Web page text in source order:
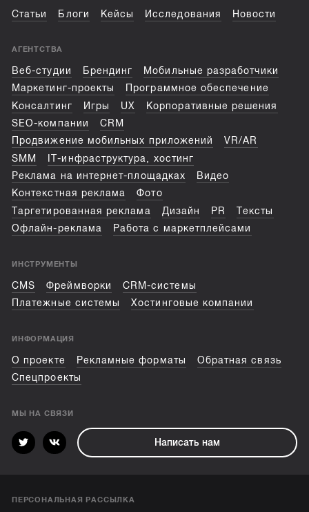
Статьи Блоги Кейсы Исследования Новости
АГЕНТСТВА
Веб-студии Брендинг
Мобильные разработчики
Маркетинг-проекты
Программное обеспечение
Консалтинг
Игры UX
Корпоративные решения
SEO-компании
CRM
Продвижение мобильных приложений
VR/AR
SMM
IT-инфраструктура, хостинг
Реклама на интернет-площадках
Видео
Контекстная реклама
Фото
Таргетированная реклама
Дизайн PR
Тексты
Офлайн-реклама
Работа с маркетплейсами
ИНСТРУМЕНТЫ
CMS Фреймворки
CRM-системы
Платежные системы
Хостинговые компании
ИНФОРМАЦИЯ
О проекте Рекламные форматы
Обратная связь
Спецпроекты
МЫ НА СВЯЗИ
Написать нам
ПЕРСОНАЛЬНАЯ РАССЫЛКА